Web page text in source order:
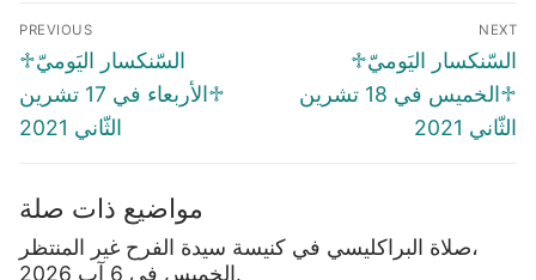
Post
navigation
PREVIOUS
Previous
post:
♱السّنكسار اليَوميّ
♱الأربعاء في 17 تشرين
الثّاني 2021
NEXT
Next
post:
♱السّنكسار اليَوميّ
♱الخميس في 18 تشرين
الثّاني 2021
مواضيع ذات صلة
صلاة البراكليسي في كنيسة سيدة الفرح غير المنتظر،
الخميس في 6 آب 2026.